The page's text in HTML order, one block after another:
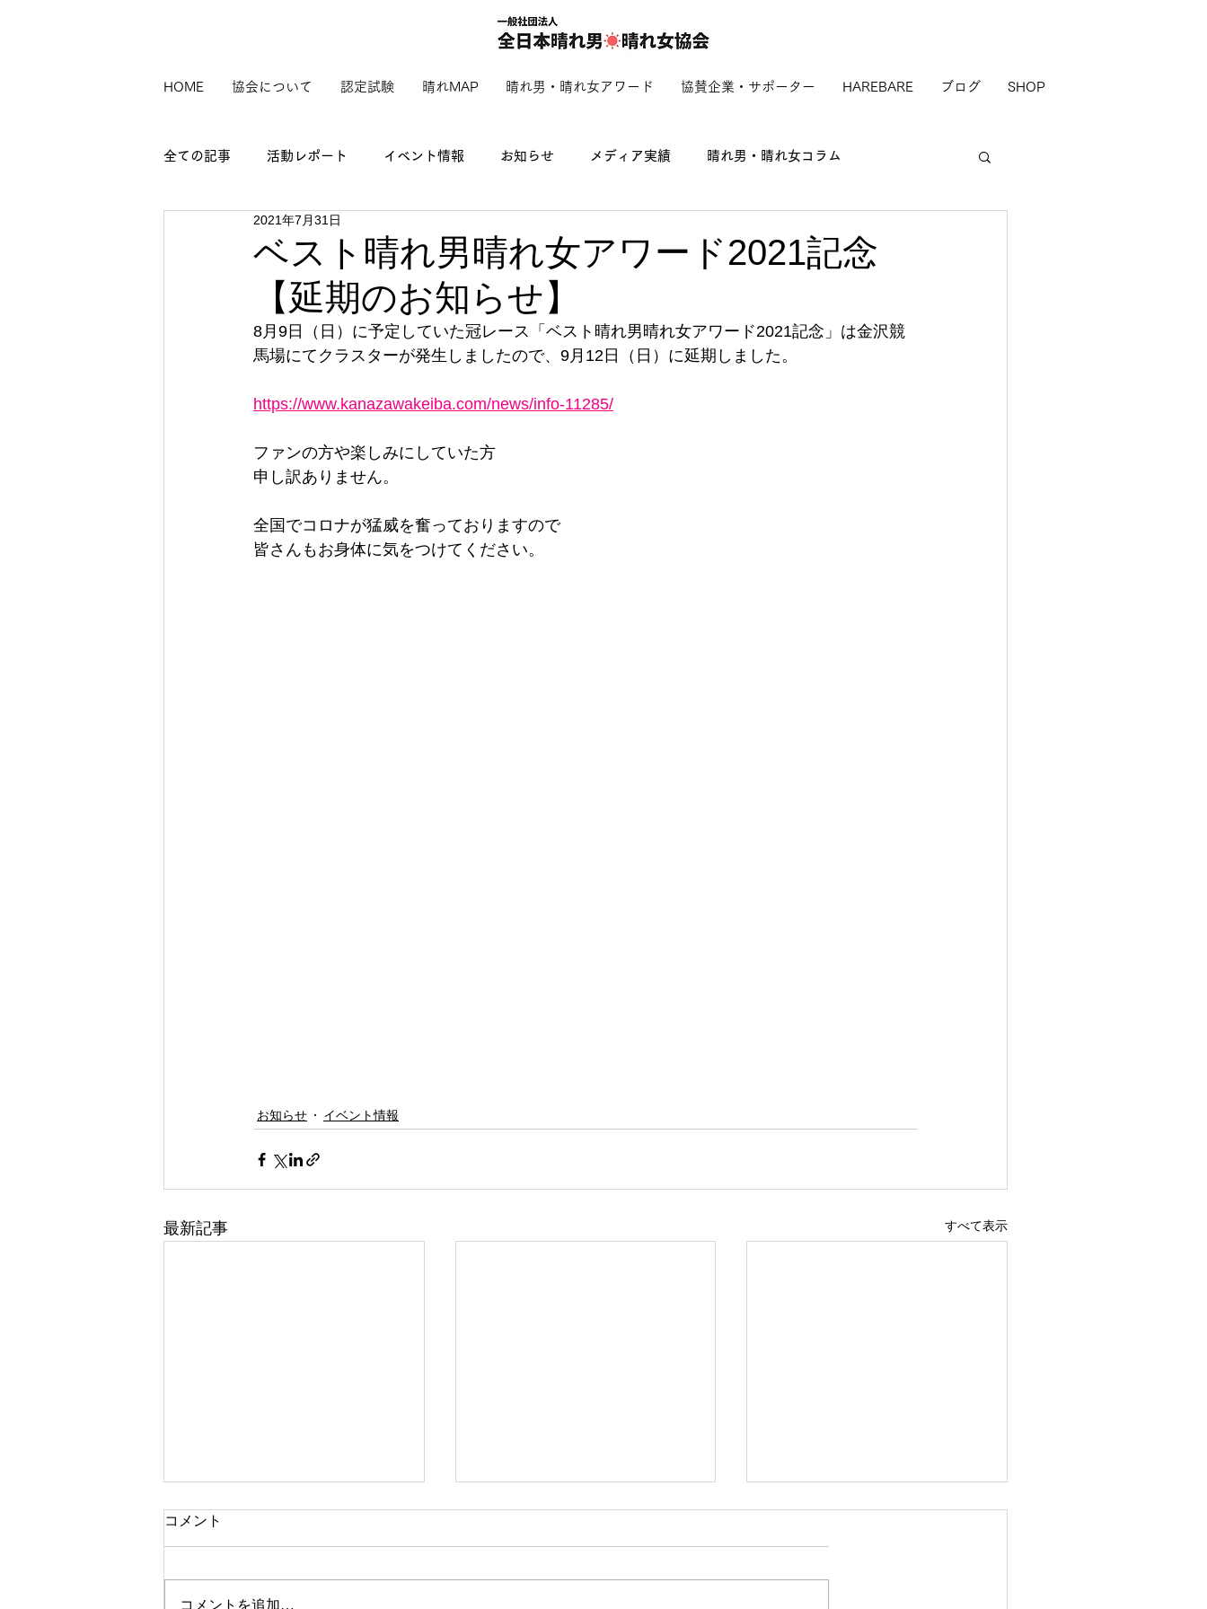
HOME 協会について 認定試験 晴れMAP 晴れ男・晴れ女アワード 協賛企業・サポーター HAREBARE ブログ SHOP
全ての記事 活動レポート イベント情報 お知らせ メディア実績 晴れ男・晴れ女コラム
ベスト晴れ男晴れ女アワード2021記念
【延期のお知らせ】
2021年7月31日
8月9日（日）に予定していた冠レース「ベスト晴れ男晴れ女アワード2021記念」は金沢競
馬場にてクラスターが発生しましたので、9月12日（日）に延期しました。
https://www.kanazawakeiba.com/news/info-11285/
ファンの方や楽しみにしていた方
申し訳ありません。
全国でコロナが猛威を奮っておりますので
皆さんもお身体に気をつけてください。
お知らせ イベント情報
最新記事 すべて表示
コメント
コメントを追加…